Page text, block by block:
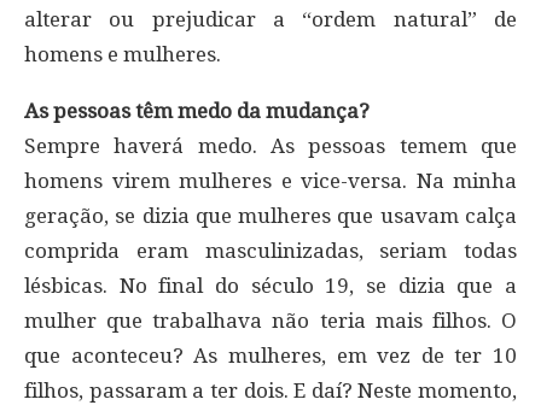
alterar ou prejudicar a “ordem natural” de
homens e mulheres.
As pessoas têm medo da mudança?
Sempre haverá medo. As pessoas temem que
homens virem mulheres e vice-versa. Na minha
geração, se dizia que mulheres que usavam calça
comprida eram masculinizadas, seriam todas
lésbicas. No final do século 19, se dizia que a
mulher que trabalhava não teria mais filhos. O
que aconteceu? As mulheres, em vez de ter 10
filhos, passaram a ter dois. E daí? Neste momento,